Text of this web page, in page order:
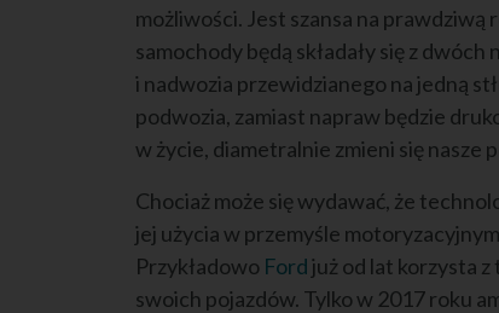
możliwości. Jest szansa na prawdziwą
samochody będą składały się z
i nadwozia przewidzianego na jedną
podwozia, zamiast napraw będzie
w życie, diametralnie zmieni się nasze
Chociaż może się wydawać, że
jej użycia w przemyśle
Przykładowo Fordjuż od lat korzysta
swoich pojazdów. Tylko w 2017 roku